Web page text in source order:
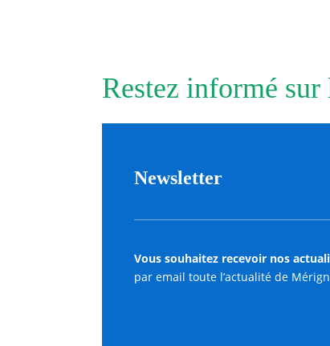
Restez informé
Newsletter
Vous souhaitez recevoir nos
par email toute l’actualité de